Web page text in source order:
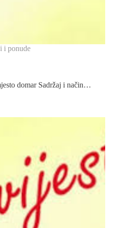
i ponude
domar Sadržaj i način…